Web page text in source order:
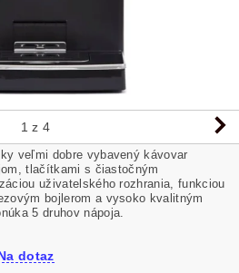
1 z 4
veľmi dobre vybavený kávovar
tlačítkami s čiastočným
uživatelského rozhrania, funkciou
bojlerom a vysoko kvalitným
5 druhov nápoja.
dotaz